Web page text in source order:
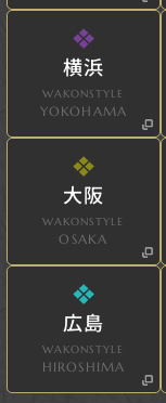
横浜
WAKONSTYLE
YOKOHAMA
大阪
WAKONSTYLE
OSAKA
広島
WAKONSTYLE
HIROSHIMA